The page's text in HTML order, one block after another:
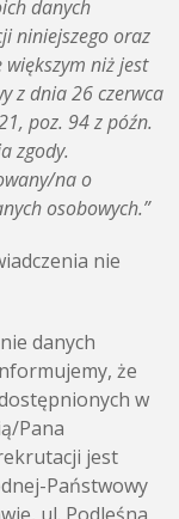
danych
niniejszego oraz
większym niż jest
z dnia 26 czerwca
poz. 94 z późn.
zgody.
na o
osobowych.”
nie
danych
że
w
Pana
jest
Państwowy